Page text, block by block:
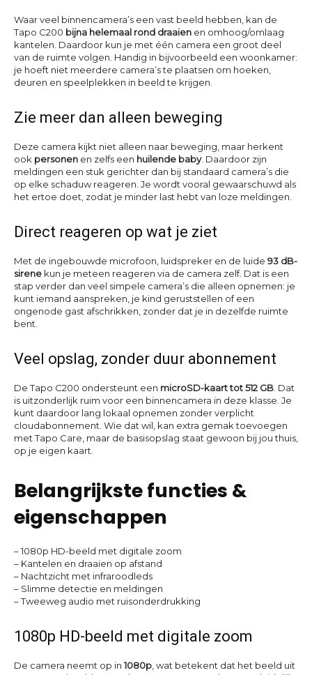
Waar veel binnencamera’s een vast beeld hebben, kan de
Tapo C200 bijna helemaal rond draaien en omhoog/omlaag
kantelen. Daardoor kun je met één camera een groot deel
van de ruimte volgen. Handig in bijvoorbeeld een woonkamer:
je hoeft niet meerdere camera’s te plaatsen om hoeken,
deuren en speelplekken in beeld te krijgen.
Zie meer dan alleen beweging
Deze camera kijkt niet alleen naar beweging, maar herkent
ook personen en zelfs een huilende baby. Daardoor zijn
meldingen een stuk gerichter dan bij standaard camera’s die
op elke schaduw reageren. Je wordt vooral gewaarschuwd als
het ertoe doet, zodat je minder last hebt van loze meldingen.
Direct reageren op wat je ziet
Met de ingebouwde microfoon, luidspreker en de luide 93 dB-
sirene kun je meteen reageren via de camera zelf. Dat is een
stap verder dan veel simpele camera’s die alleen opnemen: je
kunt iemand aanspreken, je kind geruststellen of een
ongenode gast afschrikken, zonder dat je in dezelfde ruimte
bent.
Veel opslag, zonder duur abonnement
De Tapo C200 ondersteunt een microSD-kaart tot 512 GB . Dat
is uitzonderlijk ruim voor een binnencamera in deze klasse. Je
kunt daardoor lang lokaal opnemen zonder verplicht
cloudabonnement. Wie dat wil, kan extra gemak toevoegen
met Tapo Care, maar de basisopslag staat gewoon bij jou thuis,
op je eigen kaart.
Belangrijkste functies &
eigenschappen
– 1080p HD-beeld met digitale zoom
– Kantelen en draaien op afstand
– Nachtzicht met infraroodleds
– Slimme detectie en meldingen
– Tweeweg audio met ruisonderdrukking
1080p HD-beeld met digitale zoom
De camera neemt op in 1080p , wat betekent dat het beeld uit